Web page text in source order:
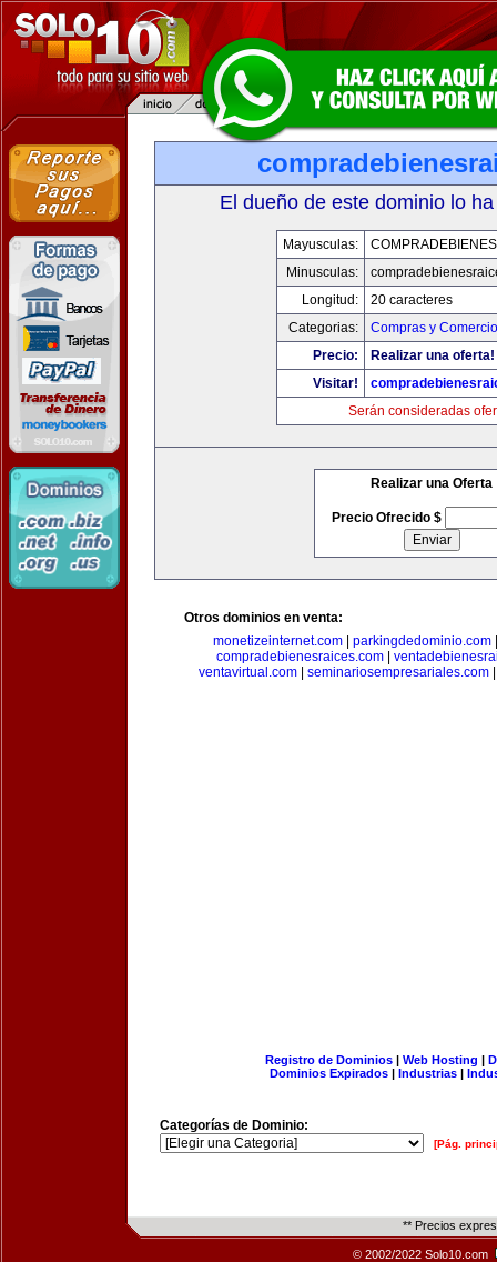
El dueño de este dominio lo
Mayusculas:
Minusculas:
Longitud:
20 caracteres
Categorias:
Compras y
Precio:
Realizar una oferta!
Visitar!
Serán consideradas
Realizar una Oferta
Precio Ofrecido $
Otros dominios en venta:
monetizeinternet.com| parkingdedominio.com
compradebienesraices.com
ventavirtual.com
seminariosempresariales.com
Registro de Dominios| Web Hosting |
Dominios Expirados | Industrias |
Categorías de Dominio:
[Pág.
** Precios
© 2002/2022 Solo10.com